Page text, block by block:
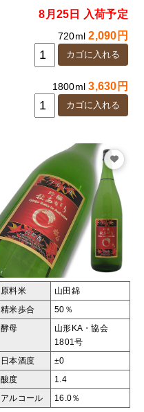
8月25日 入荷予定
720ml2,090円
1800ml3,630円
原料米 山田錦
精米歩合 50％
酵母
山形KA・協会
1801号
日本酒度 ±0
酸度 1.4
アルコール 16.0％